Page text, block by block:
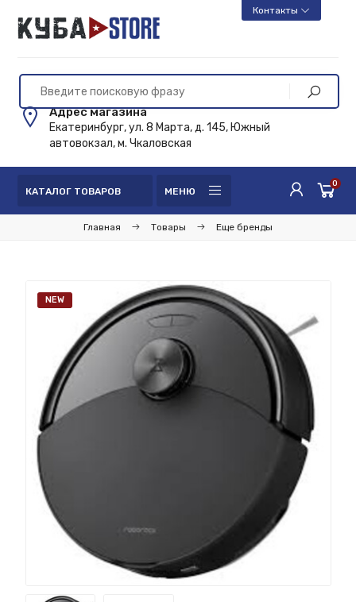
Контакты
Адрес магазина
Екатеринбург, ул. 8 Марта, д. 145, Южный
автовокзал, м. Чкаловская
КАТАЛОГ ТОВАРОВ МЕНЮ
0
Главная Товары Еще бренды
NEW